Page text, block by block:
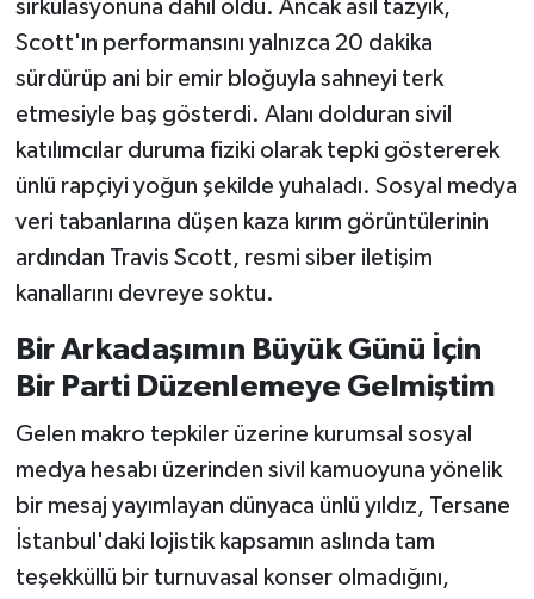
sirkülasyonuna dahil oldu. Ancak asıl tazyik,
Scott'ın performansını yalnızca 20 dakika
sürdürüp ani bir emir bloğuyla sahneyi terk
etmesiyle baş gösterdi. Alanı dolduran sivil
katılımcılar duruma fiziki olarak tepki göstererek
ünlü rapçiyi yoğun şekilde yuhaladı. Sosyal medya
veri tabanlarına düşen kaza kırım görüntülerinin
ardından Travis Scott, resmi siber iletişim
kanallarını devreye soktu.
Bir Arkadaşımın Büyük Günü İçin
Bir Parti Düzenlemeye Gelmiştim
Gelen makro tepkiler üzerine kurumsal sosyal
medya hesabı üzerinden sivil kamuoyuna yönelik
bir mesaj yayımlayan dünyaca ünlü yıldız, Tersane
İstanbul'daki lojistik kapsamın aslında tam
teşekküllü bir turnuvasal konser olmadığını,